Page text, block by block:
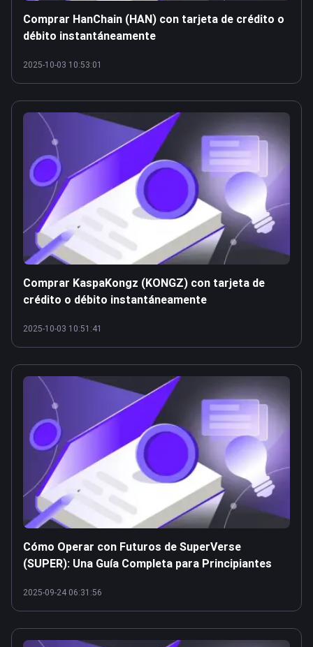
Comprar HanChain (HAN) con tarjeta de crédito o
débito instantáneamente
2025-10-03 10:53:01
Comprar KaspaKongz (KONGZ) con tarjeta de
crédito o débito instantáneamente
2025-10-03 10:51:41
Cómo Operar con Futuros de SuperVerse
(SUPER): Una Guía Completa para Principiantes
2025-09-24 06:31:56